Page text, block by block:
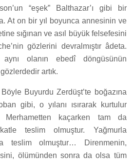
“eşek” Balthazar’ı gibi bir
At on bir yıl boyunca annesinin ve
sığınan ve asıl büyük felsefesini
gözlerini devralmıştır âdeta.
aynı olanın ebedî döngüsünün
artık.
Buyurdu Zerdüşt’te boğazına
gibi, o yılanı ısırarak kurtulur
Merhametten kaçarken tam da
teslim olmuştur. Yağmurla
teslim olmuştur… Direnmenin,
ölümünden sonra da olsa tüm